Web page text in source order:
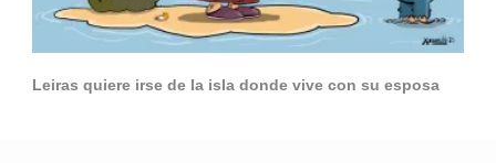
Leiras quiere irse de la isla donde vive con su esposa